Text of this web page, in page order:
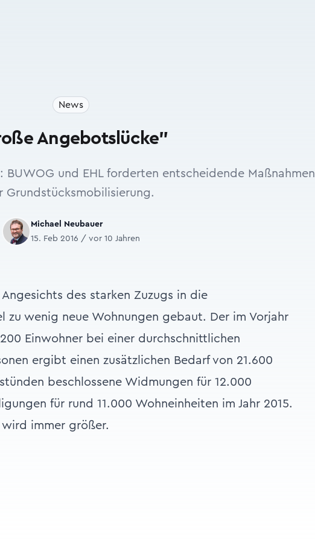
News
Angebotslücke"
und EHL forderten entscheidende Maßnahmen
Grundstücksmobilisierung.
Michael Neubauer
15. Feb 2016 / vor 10 Jahren
des starken Zuzugs in die
zu wenig neue Wohnungen gebaut. Der im Vorjahr
Einwohner bei einer durchschnittlichen
ergibt einen zusätzlichen Bedarf von 21.600
beschlossene Widmungen für 12.000
für rund 11.000 Wohneinheiten im Jahr 2015.
wird immer größer.